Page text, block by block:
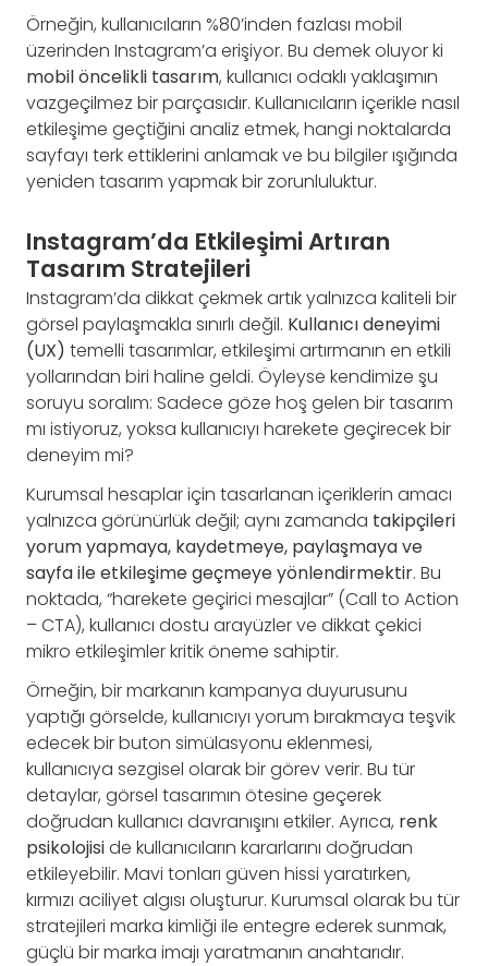
Örneğin, kullanıcıların %80’inden fazlası mobil
üzerinden Instagram’a erişiyor. Bu demek oluyor ki
mobil öncelikli tasarım, kullanıcı odaklı yaklaşımın
vazgeçilmez bir parçasıdır. Kullanıcıların içerikle nasıl
etkileşime geçtiğini analiz etmek, hangi noktalarda
sayfayı terk ettiklerini anlamak ve bu bilgiler ışığında
yeniden tasarım yapmak bir zorunluluktur.
Instagram’da Etkileşimi Artıran
Tasarım Stratejileri
Instagram’da dikkat çekmek artık yalnızca kaliteli bir
görsel paylaşmakla sınırlı değil. Kullanıcı deneyimi
(UX) temelli tasarımlar, etkileşimi artırmanın en etkili
yollarından biri haline geldi. Öyleyse kendimize şu
soruyu soralım: Sadece göze hoş gelen bir tasarım
mı istiyoruz, yoksa kullanıcıyı harekete geçirecek bir
deneyim mi?
Kurumsal hesaplar için tasarlanan içeriklerin amacı
yalnızca görünürlük değil; aynı zamanda takipçileri
yorum yapmaya, kaydetmeye, paylaşmaya ve
sayfa ile etkileşime geçmeye yönlendirmektir. Bu
noktada, “harekete geçirici mesajlar” (Call to Action
– CTA), kullanıcı dostu arayüzler ve dikkat çekici
mikro etkileşimler kritik öneme sahiptir.
Örneğin, bir markanın kampanya duyurusunu
yaptığı görselde, kullanıcıyı yorum bırakmaya teşvik
edecek bir buton simülasyonu eklenmesi,
kullanıcıya sezgisel olarak bir görev verir. Bu tür
detaylar, görsel tasarımın ötesine geçerek
doğrudan kullanıcı davranışını etkiler. Ayrıca, renk
psikolojiside kullanıcıların kararlarını doğrudan
etkileyebilir. Mavi tonları güven hissi yaratırken,
kırmızı aciliyet algısı oluşturur. Kurumsal olarak bu tür
stratejileri marka kimliği ile entegre ederek sunmak,
güçlü bir marka imajı yaratmanın anahtarıdır.